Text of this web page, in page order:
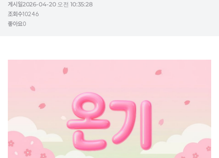
게시일2026-04-20 오전 10:35:28
조회수10246
좋아요0